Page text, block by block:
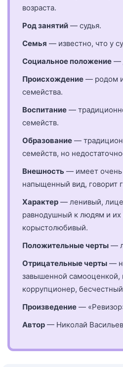
возраста.
Род занятий — судья.
Семья — известно, что у
Социальное положение —
Происхождение — родом
семейства.
Воспитание —
семейств.
Образование —
семейств, но
Внешность — имеет
напыщенный вид, говорит
Характер — ленивый,
равнодушный к людям и
корыстолюбивый.
Положительные черты —
Отрицательные черты —
завышенной самооценкой,
коррупционер,
Произведение —
Автор — Николай